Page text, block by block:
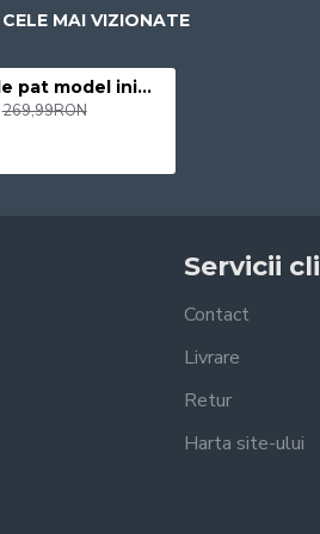
CELE MAI VIZIONATE
Lenjerie de pat model inimi Pucioasa , cearceaf cu Elastic , 6 Piese , bumbac finet ,2 persoane 145/CAV
269,99RON
Servicii
Contact
Livrare
Retur
Harta site-ului